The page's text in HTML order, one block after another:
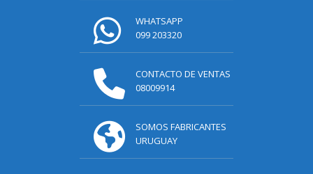
WHATSAPP
099 203320
CONTACTO DE VENTAS
08009914
SOMOS FABRICANTES
URUGUAY